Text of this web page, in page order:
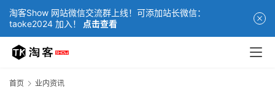
淘客Show 网站微信交流群上线！可添加站长微信：
taoke2024 加入！
点击查看
首页 业内资讯